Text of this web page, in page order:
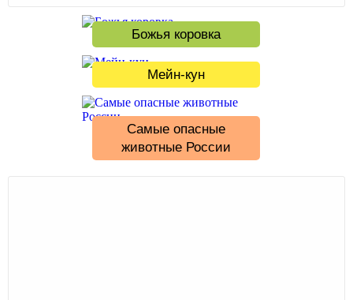
Божья коровка
Мейн-кун
Самые опасные
животные России